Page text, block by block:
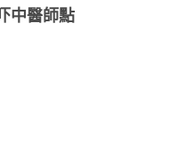
中醫師點